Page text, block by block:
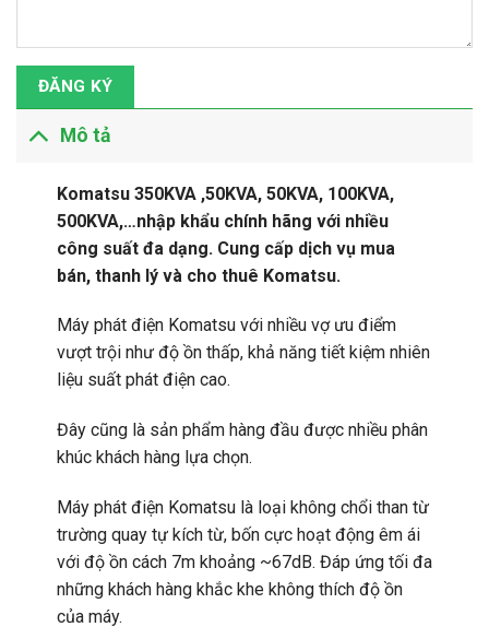
ĐĂNG KÝ
Mô tả
Komatsu 350KVA ,50KVA, 50KVA, 100KVA,
500KVA,…nhập khẩu chính hãng với nhiều
công suất đa dạng. Cung cấp dịch vụ mua
bán, thanh lý và cho thuê Komatsu.
Máy phát điện Komatsu với nhiều vợ ưu điểm
vượt trội như độ ồn thấp, khả năng tiết kiệm nhiên
liệu suất phát điện cao.
Đây cũng là sản phẩm hàng đầu được nhiều phân
khúc khách hàng lựa chọn.
Máy phát điện Komatsu là loại không chổi than từ
trường quay tự kích từ, bốn cực hoạt động êm ái
với độ ồn cách 7m khoảng ~67dB. Đáp ứng tối đa
những khách hàng khắc khe không thích độ ồn
của máy.